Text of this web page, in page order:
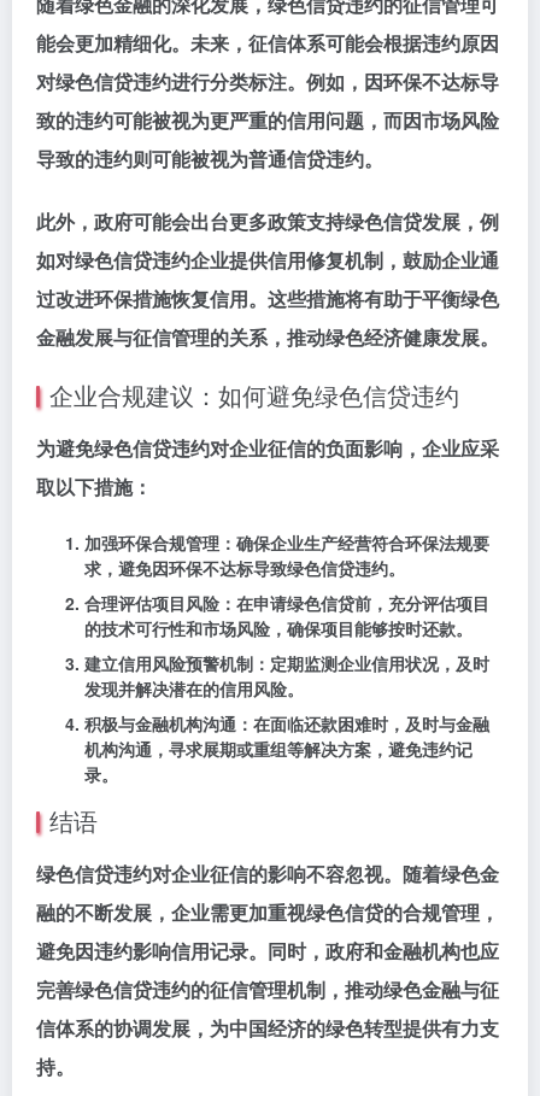
能会更加精细化。未来，征信体系可能会根据违约原因
对绿色信贷违约进行分类标注。例如，因环保不达标导
致的违约可能被视为更严重的信用问题，而因市场风险
导致的违约则可能被视为普通信贷违约。
此外，政府可能会出台更多政策支持绿色信贷发展，例
如对绿色信贷违约企业提供信用修复机制，鼓励企业通
过改进环保措施恢复信用。这些措施将有助于平衡绿色
金融发展与征信管理的关系，推动绿色经济健康发展。
企业合规建议：如何避免绿色信贷违约
为避免绿色信贷违约对企业征信的负面影响，企业应采
取以下措施：
加强环保合规管理： 确保企业生产经营符合环保法规要
求，避免因环保不达标导致绿色信贷违约。
合理评估项目风险： 在申请绿色信贷前，充分评估项目
的技术可行性和市场风险，确保项目能够按时还款。
建立信用风险预警机制： 定期监测企业信用状况，及时
发现并解决潜在的信用风险。
积极与金融机构沟通： 在面临还款困难时，及时与金融
机构沟通，寻求展期或重组等解决方案，避免违约记
录。
结语
绿色信贷违约对企业征信的影响不容忽视。随着绿色金
融的不断发展，企业需更加重视绿色信贷的合规管理，
避免因违约影响信用记录。同时，政府和金融机构也应
完善绿色信贷违约的征信管理机制，推动绿色金融与征
信体系的协调发展，为中国经济的绿色转型提供有力支
持。